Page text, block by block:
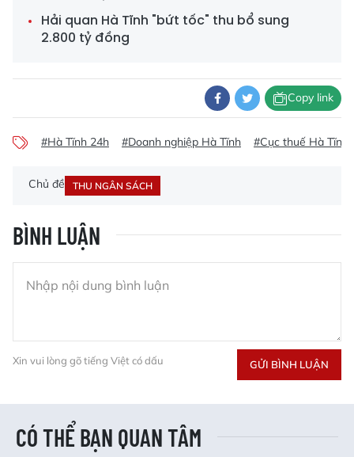
Hải quan Hà Tĩnh "bứt tốc" thu bổ sung
2.800 tỷ đồng
Copy link
#Hà Tĩnh 24h #Doanh nghiệp Hà Tĩnh #Cục thuế Hà Tĩnh
Chủ đề THU NGÂN SÁCH
BÌNH LUẬN
Xin vui lòng gõ tiếng Việt có dấu GỬI BÌNH LUẬN
CÓ THỂ BẠN QUAN TÂM